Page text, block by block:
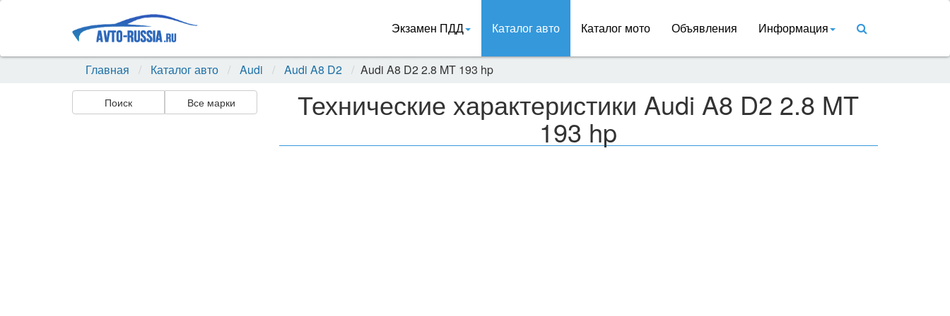
Экзамен ПДД Каталог авто Каталог мото Объявления Информация
Главная Каталог авто Audi Audi A8 D2 Audi A8 D2 2.8 MT 193 hp
Поиск Все марки Технические характеристики Audi A8 D2 2.8 MT
193 hp